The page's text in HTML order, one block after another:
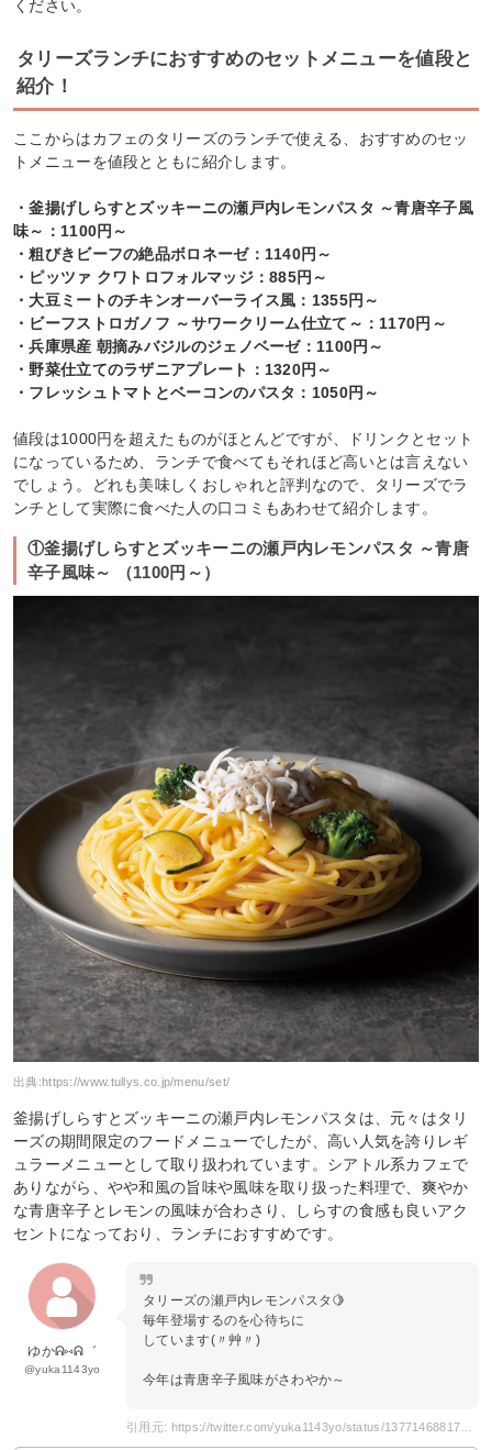
ください。
タリーズランチにおすすめのセットメニューを値段と
紹介！
ここからはカフェのタリーズのランチで使える、おすすめのセッ
トメニューを値段とともに紹介します。
・釜揚げしらすとズッキーニの瀬戸内レモンパスタ ～青唐辛子風
味～：1100円～
・粗びきビーフの絶品ボロネーゼ：1140円～
・ピッツァ クワトロフォルマッジ：885円～
・大豆ミートのチキンオーバーライス風：1355円～
・ビーフストロガノフ ～サワークリーム仕立て～：1170円～
・兵庫県産 朝摘みバジルのジェノベーゼ：1100円～
・野菜仕立てのラザニアプレート：1320円～
・フレッシュトマトとベーコンのパスタ：1050円～
値段は1000円を超えたものがほとんどですが、ドリンクとセット
になっているため、ランチで食べてもそれほど高いとは言えない
でしょう。どれも美味しくおしゃれと評判なので、タリーズでラ
ンチとして実際に食べた人の口コミもあわせて紹介します。
①釜揚げしらすとズッキーニの瀬戸内レモンパスタ ～青唐
辛子風味～ （1100円～）
出典:https://www.tullys.co.jp/menu/set/
釜揚げしらすとズッキーニの瀬戸内レモンパスタは、元々はタリ
ーズの期間限定のフードメニューでしたが、高い人気を誇りレギ
ュラーメニューとして取り扱われています。シアトル系カフェで
ありながら、やや和風の旨味や風味を取り扱った料理で、爽やか
な青唐辛子とレモンの風味が合わさり、しらすの食感も良いアク
セントになっており、ランチにおすすめです。
ゆかᕱ⑅ᕱ゛
@yuka1143yo
タリーズの瀬戸内レモンパスタ🍋
毎年登場するのを心待ちに
しています(〃艸〃)
今年は青唐辛子風味がさわやか～